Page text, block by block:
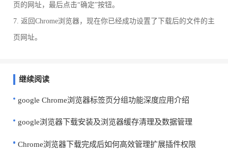
页的网址，最后点击“确定”按钮。
7. 返回Chrome浏览器，现在你已经成功设置了下载后的文件的主
页网址。
继续阅读
google Chrome浏览器标签页分组功能深度应用介绍
google浏览器下载安装及浏览器缓存清理及数据管理
Chrome浏览器下载完成后如何高效管理扩展插件权限